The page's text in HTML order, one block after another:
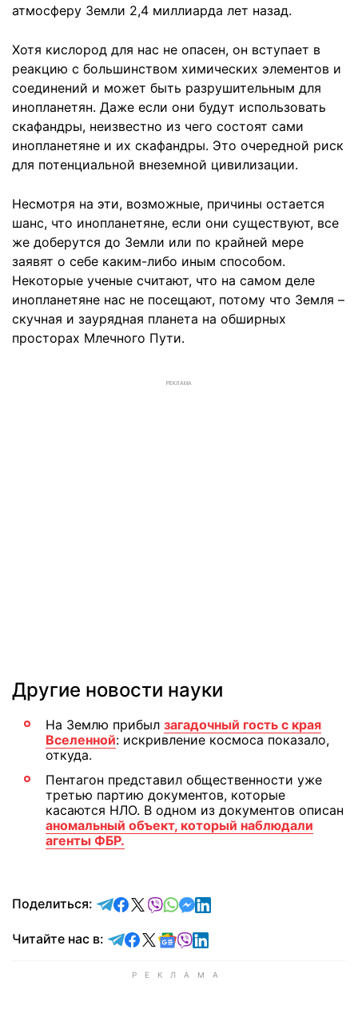
атмосферу Земли 2,4 миллиарда лет назад.
Хотя кислород для нас не опасен, он вступает в
реакцию с большинством химических элементов и
соединений и может быть разрушительным для
инопланетян. Даже если они будут использовать
скафандры, неизвестно из чего состоят сами
инопланетяне и их скафандры. Это очередной риск
для потенциальной внеземной цивилизации.
Несмотря на эти, возможные, причины остается
шанс, что инопланетяне, если они существуют, все
же доберутся до Земли или по крайней мере
заявят о себе каким-либо иным способом.
Некоторые ученые считают, что на самом деле
инопланетяне нас не посещают, потому что Земля –
скучная и заурядная планета на обширных
просторах Млечного Пути.
РЕКЛАМА
Другие новости науки
На Землю прибыл загадочный гость с края
Вселенной: искривление космоса показало,
откуда.
Пентагон представил общественности уже
третью партию документов, которые
касаются НЛО. В одном из документов описан
аномальный объект, который наблюдали
агенты ФБР.
Поделиться: отправить в Telegram
поделиться в Facebook
поделиться в X
отправить в Viber
отправить в Whatsapp
отправить в Messenger
отправить в LinkedIn
Читайте нас в: Читайте в Telegram
Читайте в Facebook
Читайте в X
Читайте в Google news
Читайте в Viber
Читайте в LinkedIn